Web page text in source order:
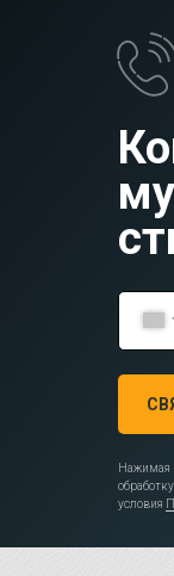
Нажимая
условия